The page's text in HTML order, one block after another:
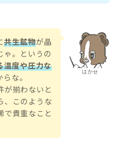
はかせ
共生鉱物が晶
ゃ。というの
温度や圧力な
らな。
が揃わないと
、このような
で貴重なこと